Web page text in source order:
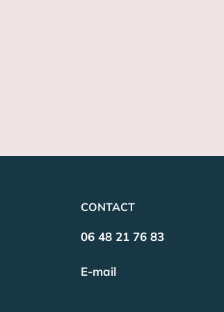
CONTACT
06 48 21 76 83
E-mail